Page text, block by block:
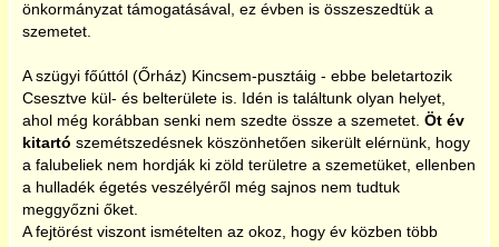
2020
2021
2022
2023
önkormányzat támogatásával, ez évben is összeszedtük a
szemetet.
A szügyi főúttól (Őrház) Kincsem-pusztáig - ebbe beletartozik
Csesztve kül- és belterülete is. Idén is találtunk olyan helyet,
ahol még korábban senki nem szedte össze a szemetet. Öt év
kitartó szemétszedésnek köszönhetően sikerült elérnünk, hogy
a falubeliek nem hordják ki zöld területre a szemetüket, ellenben
a hulladék égetés veszélyéről még sajnos nem tudtuk
meggyőzni őket.
A fejtörést viszont ismételten az okoz, hogy év közben több